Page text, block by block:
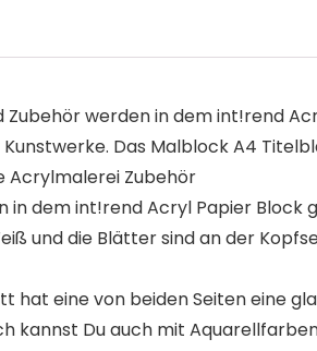
und Zubehör werden in dem
Das Malblock A4
Acrylmalerei Zubehör
in dem int!rend Acryl Papier
und die Blätter sind an der
hat eine von beiden Seiten
kannst Du auch mit